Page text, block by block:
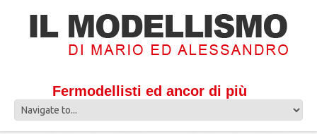
Fermodellisti ed ancor di più